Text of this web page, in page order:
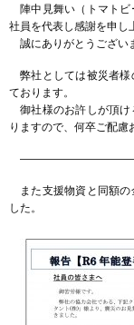
陣中見舞い（トマトビ
社員を代表し感謝を申し
誠にありがとうござい
弊社としては被災者様
ております。
御社様のお許しが頂け
りますので、何卒ご配慮
また支援物資と同額の
した。